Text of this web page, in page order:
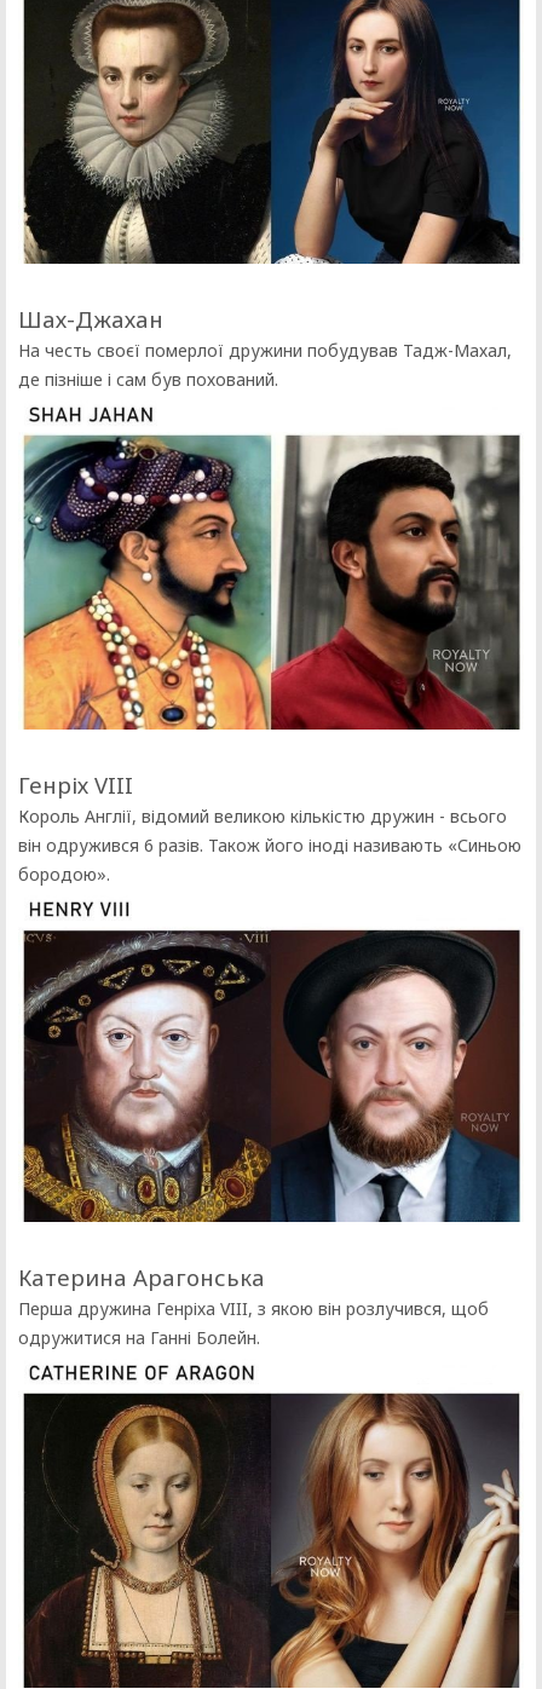
Шах-Джахан
На честь своєї померлої дружини побудував Тадж-Махал,
де пізніше і сам був похований.
Генріх VIII
Король Англії, відомий великою кількістю дружин - всього
він одружився 6 разів. Також його іноді називають «Синьою
бородою».
Катерина Арагонська
Перша дружина Генріха VIII, з якою він розлучився, щоб
одружитися на Ганні Болейн.